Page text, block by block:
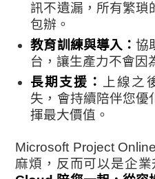
訊不遺漏，所有繁瑣
包辦。
教育訓練與導入： 協
台，讓生產力不會因
長期支援：
上線之
失，會持續陪伴您優
揮最大價值。
Microsoft Project
麻煩，反而可以是企業